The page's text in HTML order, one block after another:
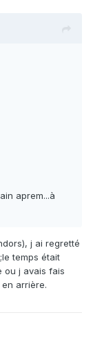
aprem...à
j ai regretté
temps était
ou j avais fais
arrière.